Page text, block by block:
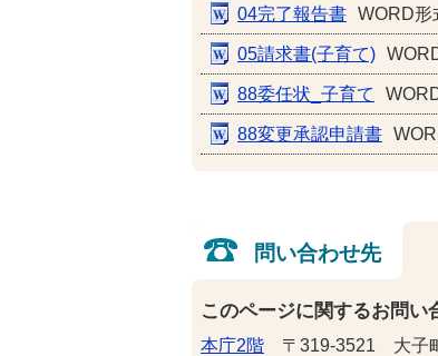
04完了報告書 WORD形
05請求書(子育て)
88委任状_子育て
88変更承認申請書
問い合わせ先
このページに関するお問い
本庁2階 〒319-3521 大子